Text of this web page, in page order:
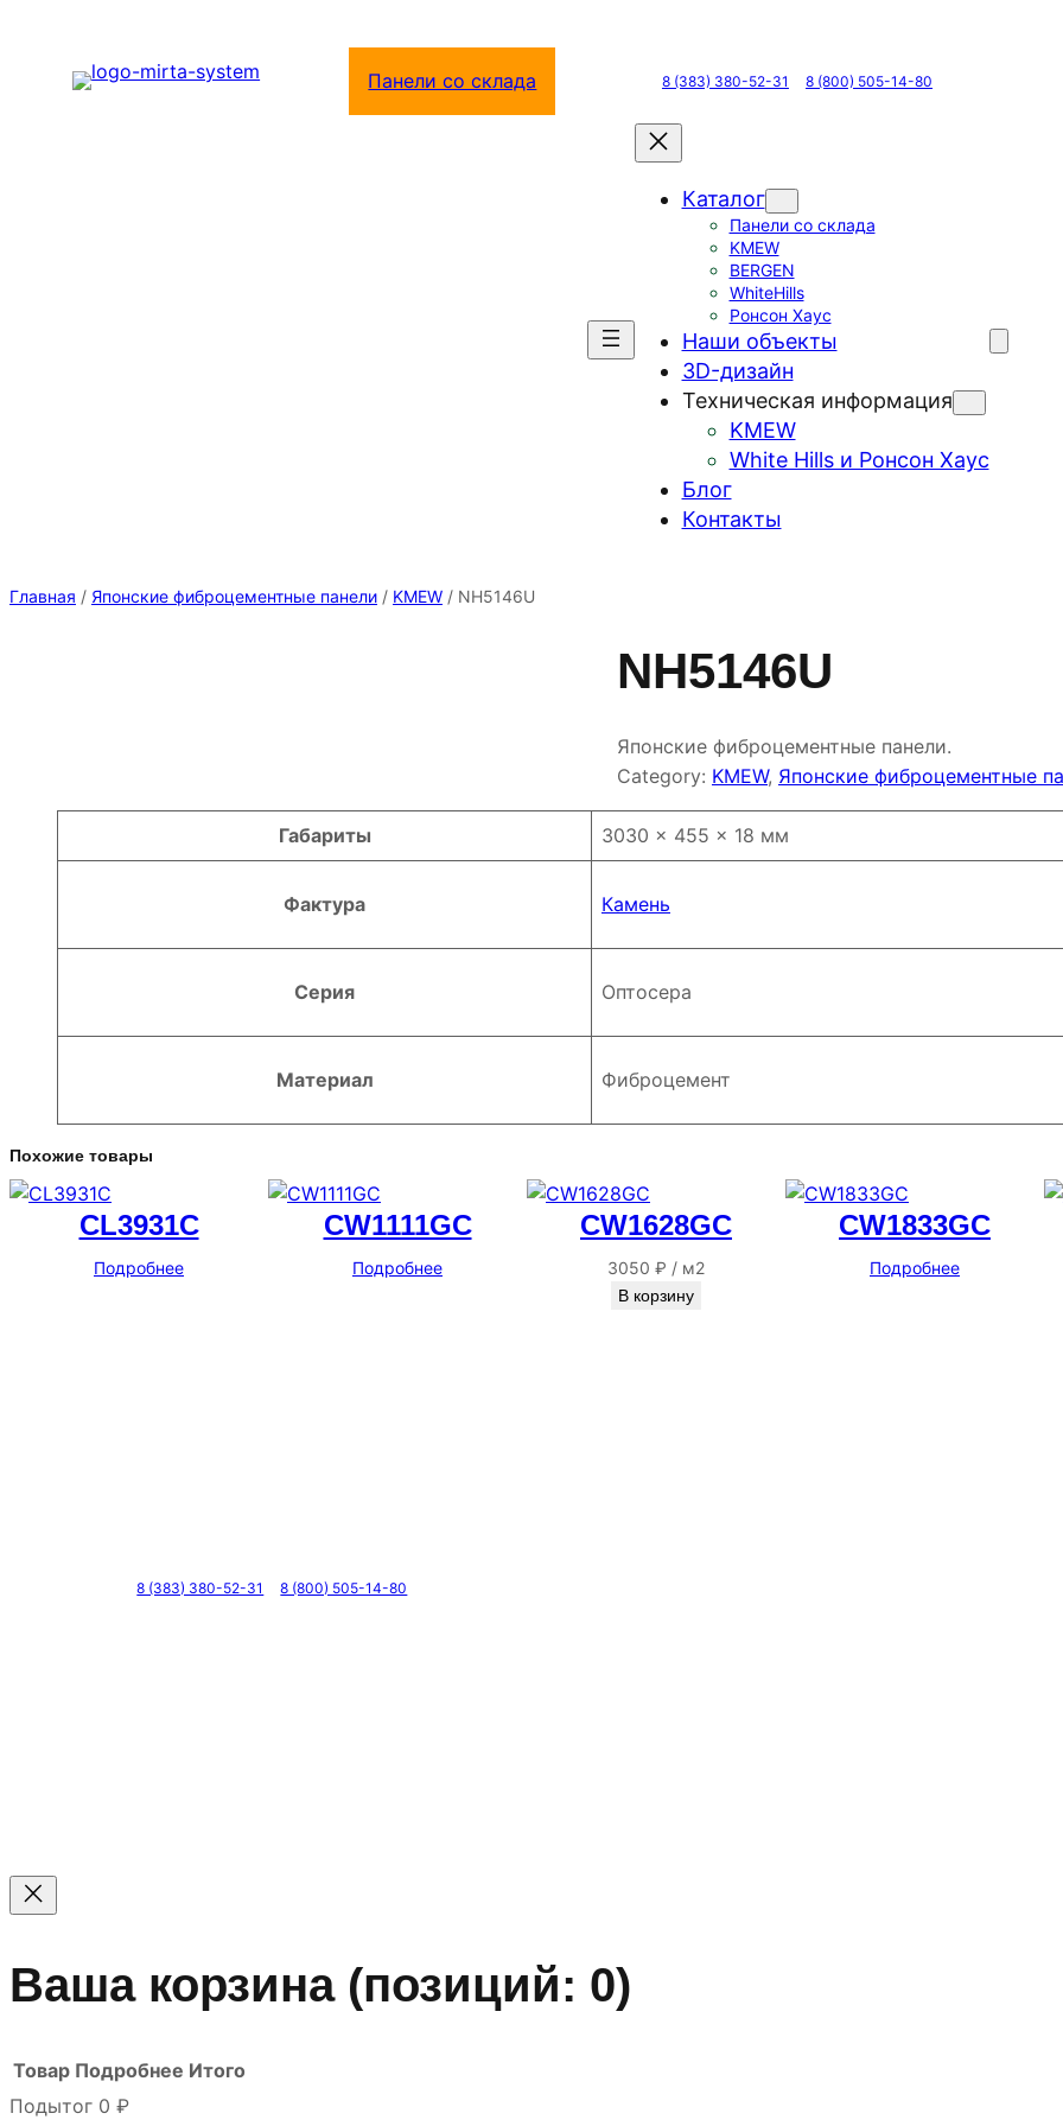
содержимому
Панели со склада 8 (383) 380-52-31 8 (800) 505-14-80
Каталог
Панели со склада
KMEW
BERGEN
WhiteHills
Ронсон Хаус
Наши объекты
3D-дизайн
Техническая информация
KMEW
White Hills и Ронсон Хаус
Блог
Контакты
Главная / Японские фиброцементные панели / KMEW / NH5146U
NH5146U
Японские фиброцементные панели.
Category: KMEW, Японские фиброцементные
Габариты 3030 × 455 × 18 мм
Фактура Камень
Серия Оптосера
Материал Фиброцемент
Похожие товары
CL3931C
Подробнее
CW1111GC
Подробнее
CW1628GC
3050 ₽ / м2
В корзину
CW1833GC
Подробнее
8 (383) 380-52-31 8 (800) 505-14-80
Ваша корзина (позиций: 0)
Товар Подробнее Итого
Подытог 0 ₽